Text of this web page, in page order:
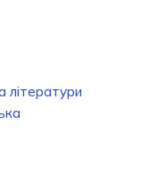
літератури